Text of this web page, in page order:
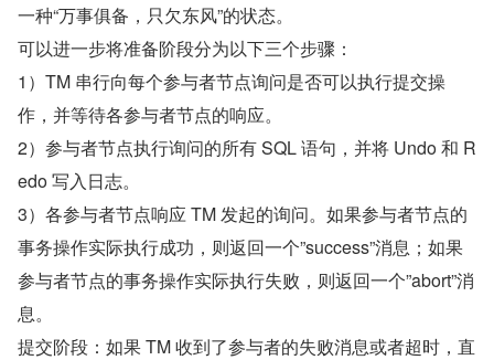
一种“万事俱备，只欠东风”的状态。
可以进一步将准备阶段分为以下三个步骤：
1）TM 串行向每个参与者节点询问是否可以执行提交操
作，并等待各参与者节点的响应。
2）参与者节点执行询问的所有 SQL 语句，并将 Undo 和 R
edo 写入日志。
3）各参与者节点响应 TM 发起的询问。如果参与者节点的
事务操作实际执行成功，则返回一个”success”消息；如果
参与者节点的事务操作实际执行失败，则返回一个”abort”消
息。
提交阶段：如果 TM 收到了参与者的失败消息或者超时，直